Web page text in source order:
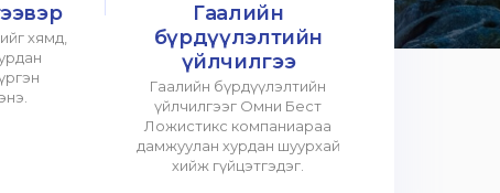
хямд,
Гаалийн
бүрдүүлэлтийн
үйлчилгээ
Гаалийн бүрдүүлэлтийн
үйлчилгээг Омни Бест
Ложистикс компаниараа
дамжуулан хурдан шуурхай
хийж гүйцэтгэдэг.